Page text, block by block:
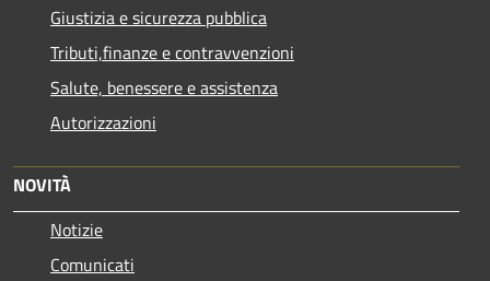
Giustizia e sicurezza pubblica
Tributi,finanze e contravvenzioni
Salute, benessere e assistenza
Autorizzazioni
NOVITÀ
Notizie
Comunicati